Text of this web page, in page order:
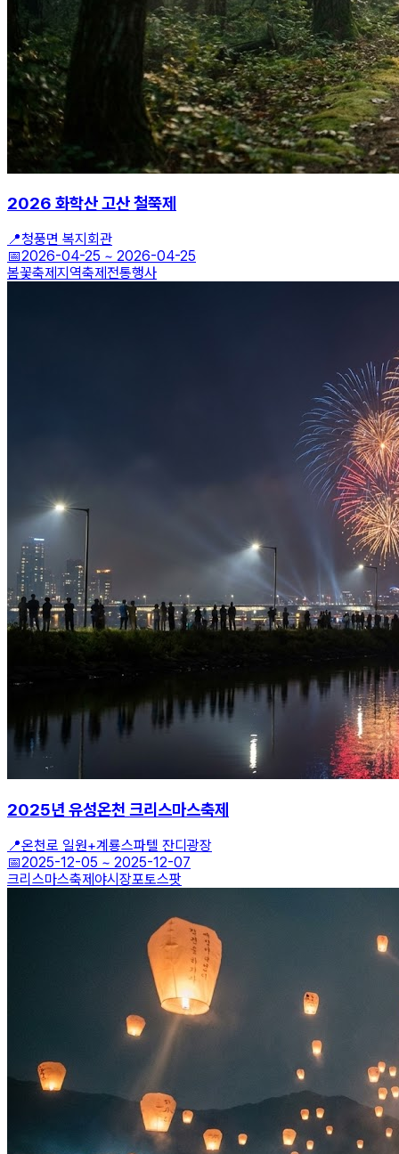
2026 화학산 고산 철쭉제
📍청풍면 복지회관
📅2026-04-25 ~ 2026-04-25
봄꽃축제지역축제전통행사
2025년 유성온천 크리스마스축제
📍온천로 일원+계룡스파텔 잔디광장
📅2025-12-05 ~ 2025-12-07
크리스마스축제야시장포토스팟